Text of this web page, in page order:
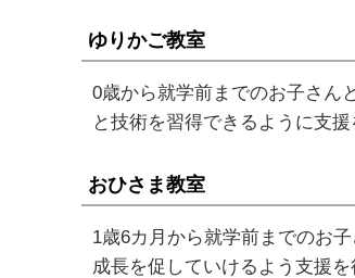
ゆりかご教室
0歳から就学前までのお子さん
と技術を習得できるように支援
おひさま教室
1歳6カ月から就学前までのお
成長を促していけるよう支援を